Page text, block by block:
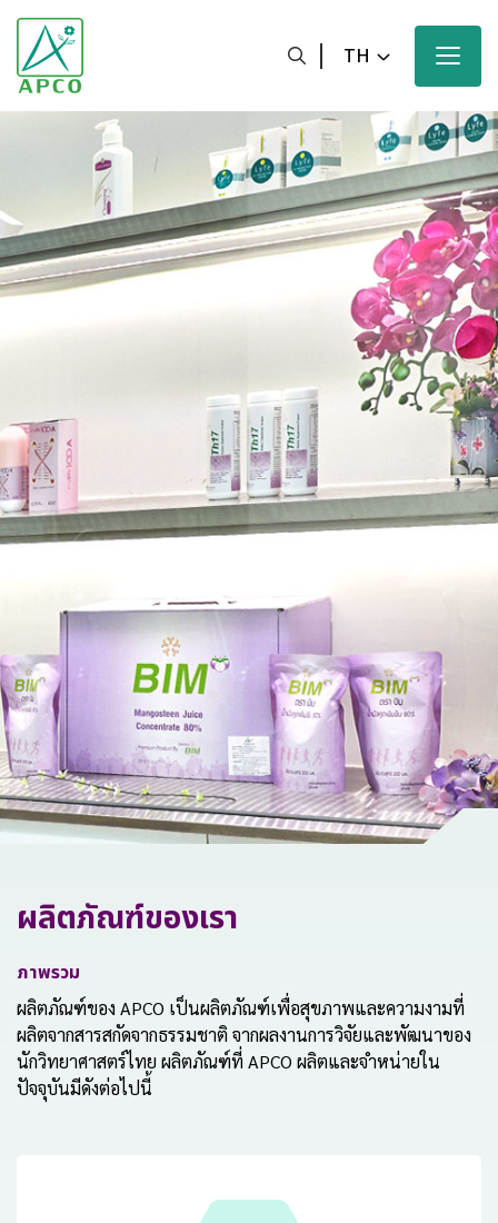
TH
เกี่ยวกับเรา
นักวิทยาศาสตร์ของเรา
ความมุ่งหวังของเรา
ข่าวสารและสื่อประชาสัมพันธ์ของเรา
ทำไมต้องลงทุนกับเรา
ผลิตภัณฑ์ของเรา
ภาพรวม
ผลิตภัณฑ์ของ APCO เป็นผลิตภัณฑ์เพื่อสุขภาพและความงามที่
ผลิตจากสารสกัดจากธรรมชาติ จากผลงานการวิจัยและพัฒนาของ
นักวิทยาศาสตร์ไทย ผลิตภัณฑ์ที่ APCO ผลิตและจําหน่ายใน
ปัจจุบันมีดังต่อไปนี้